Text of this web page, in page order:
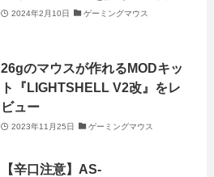
2024年2月10日 ゲーミングマウス
26gのマウスが作れるMODキッ
ト『LIGHTSHELL V2改』をレ
ビュー
2023年11月25日 ゲーミングマウス
【辛口注意】AS-